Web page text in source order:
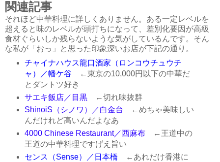
関連記事
それほど中華料理に詳しくありません。ある一定レベルを
超えると味のレベルが頭打ちになって、差別化要因が高級
食材ぐらいしか残らないような気がしているんです。そん
な私が「おっ」と思った印象深いお店が下記の通り。
チャイナハウス龍口酒家（ロンコウチュウチ
ャ）／幡ケ谷 ←東京の10,000円以下の中華だ
とダントツ好き
サエキ飯店／目黒←切れ味抜群
ShinoiS（シノワ）／白金台 ←めちゃ美味しい
んだけれど高いんだよなあ
4000 Chinese Restaurant／西麻布←王道中の
王道の中華料理ですげえ旨い
センス（Sense）／日本橋 ←あれだけ香港に